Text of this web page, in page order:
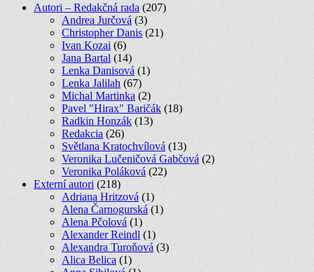
Autori – Redakčná rada (207)
Andrea Jurčová (3)
Christopher Danis (21)
Ivan Kozai (6)
Jana Bartal (14)
Lenka Danisová (1)
Lenka Jalilah (67)
Michal Martinka (2)
Pavel "Hirax" Baričák (18)
Radkin Honzák (13)
Redakcia (26)
Světlana Kratochvílová (13)
Veronika Lučeničová Gabčová (2)
Veronika Poláková (22)
Externí autori (218)
Adriana Hritzová (1)
Alena Čarnogurská (1)
Alena Pčolová (1)
Alexander Reindl (1)
Alexandra Turoňová (3)
Alica Belica (1)